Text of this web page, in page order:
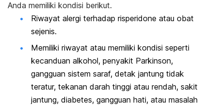
Anda memiliki kondisi berikut.
Riwayat alergi terhadap risperidone atau obat
sejenis.
Memiliki riwayat atau memiliki kondisi seperti
kecanduan alkohol, penyakit Parkinson,
gangguan sistem saraf, detak jantung tidak
teratur, tekanan darah tinggi atau rendah, sakit
jantung, diabetes, gangguan hati, atau masalah